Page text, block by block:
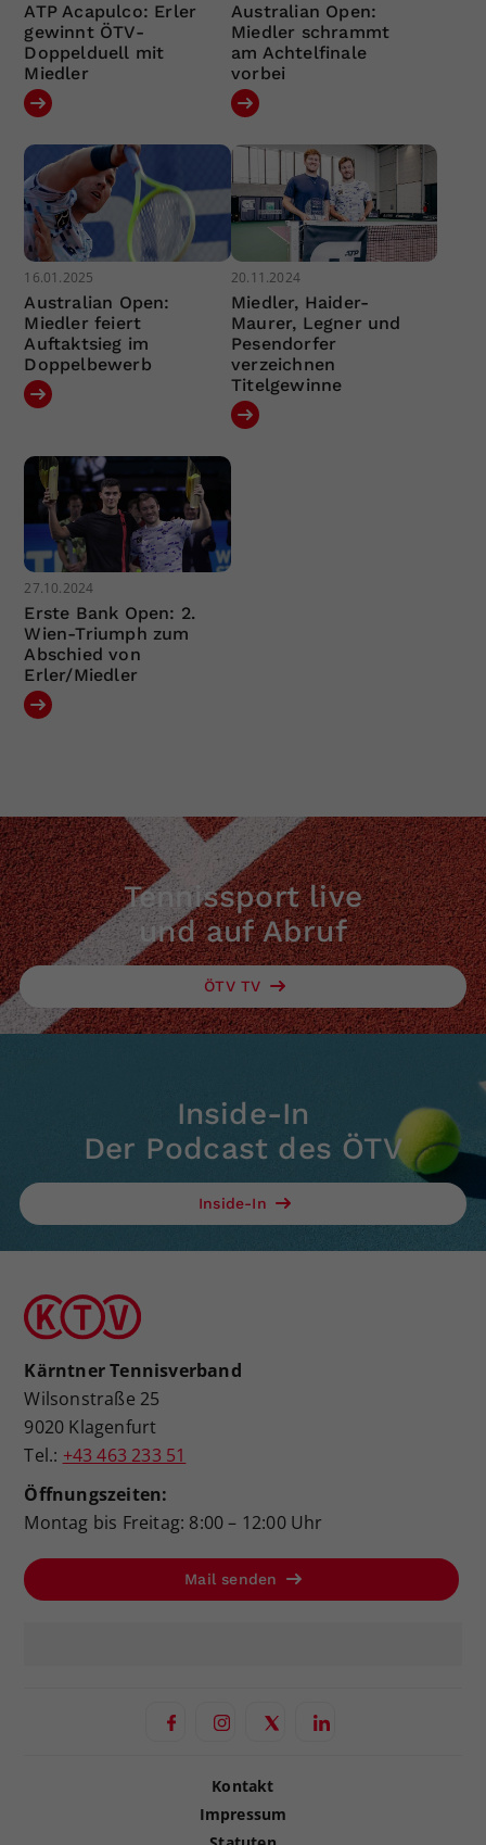
ATP Acapulco: Erler
gewinnt ÖTV-
Doppelduell mit
Miedler
Australian Open:
Miedler schrammt
am Achtelfinale
vorbei
16.01.2025
Australian Open:
Miedler feiert
Auftaktsieg im
Doppelbewerb
20.11.2024
Miedler, Haider-
Maurer, Legner und
Pesendorfer
verzeichnen
Titelgewinne
27.10.2024
Erste Bank Open: 2.
Wien-Triumph zum
Abschied von
Erler/Miedler
Tennissport live
und auf Abruf
ÖTV TV
Inside-In
Der Podcast des ÖTV
Inside-In
Kärntner Tennisverband
Wilsonstraße 25
9020 Klagenfurt
Tel.: +43 463 233 51
Öffnungszeiten:
Montag bis Freitag: 8:00 – 12:00 Uhr
Mail senden
Kontakt
Impressum